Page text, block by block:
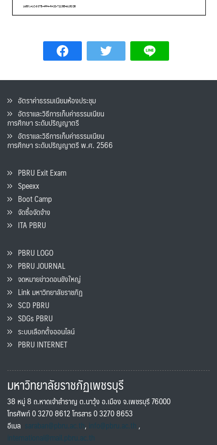
อัตราค่าธรรมเนียมห้องประชุม
อัตราและวิธีการเก็บค่าธรรมเนียน
การศึกษา ระดับปริญญาตรี
อัตราและวิธีการเก็บค่าธรรมเนียน
การศึกษา ระดับปริญญาตรี พ.ศ. 2566
PBRU Exit Exam
Speexx
Boot Camp
จัดซื้อจัดจ้าง
ITA PBRU
PBRU LOGO
PBRU JOURNAL
จดหมายข่าวดอนขังใหญ่
Link มหาวิทยาลัยราชภัฏ
SCD PBRU
SDGs PBRU
ระบบเลือกตั้งออนไลน์
PBRU INTERNET
มหาวิทยาลัยราชภัฏเพชรบุรี
38 หมู่ 8 ถ.หาดเจ้าสำราญ ต.นาวุ้ง อ.เมือง จ.เพชรบุรี 76000
โทรศัพท์ 0 3270 8612 โทรสาร 0 3270 8653
อีเมล saraban@pbru.ac.th, info@pbru.ac.th,
international@mail.pbru.ac.th